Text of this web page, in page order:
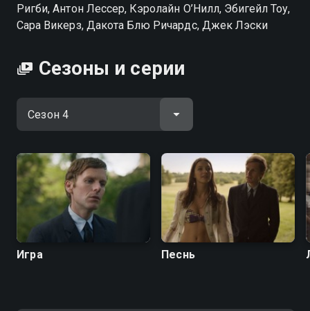
Ригби, Антон Лессер, Кэролайн О’Нилл, Эбигейл Тоу,
Сара Викерз, Дакота Блю Ричардс, Джек Лэски
Сезоны и серии
Игра Песнь